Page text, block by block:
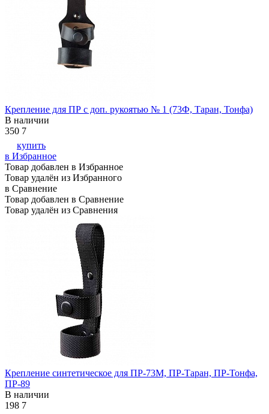
Крепление для ПР с доп. рукоятью № 1 (73Ф, Таран, Тонфа)
В наличии
350 7
купить
в Избранное
Товар добавлен в Избранное
Товар удалён из Избранного
в Сравнение
Товар добавлен в Сравнение
Товар удалён из Сравнения
Крепление синтетическое для ПР-73М, ПР-Таран, ПР-Тонфа,
ПР-89
В наличии
198 7